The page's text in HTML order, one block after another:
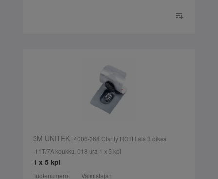
3M UNITEK| 4006-268 Clarity ROTH ala 3 oikea
-11T/7A koukku, 018 ura 1 x 5 kpl
1 x 5 kpl
Tuotenumero:
Valmistajan